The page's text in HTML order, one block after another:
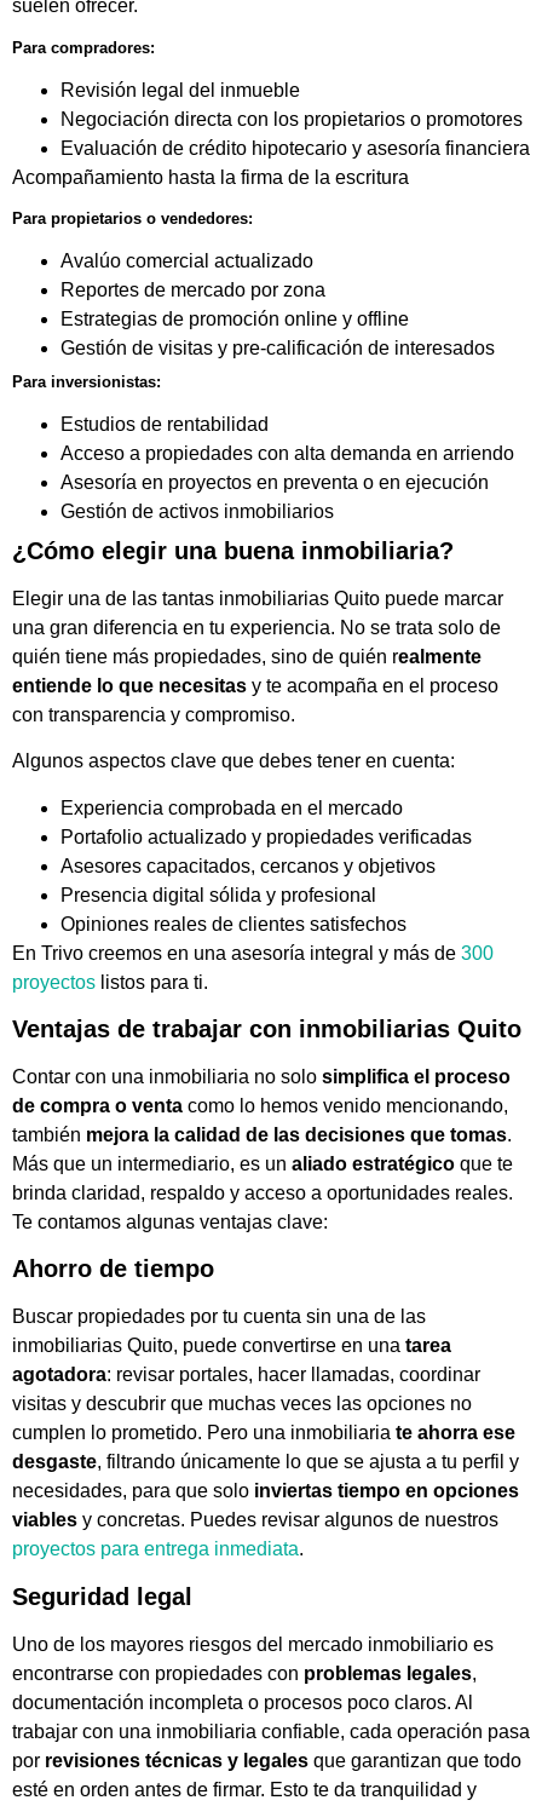
suelen ofrecer.
Para compradores:
Revisión legal del inmueble
Negociación directa con los propietarios o promotores
Evaluación de crédito hipotecario y asesoría financiera
Acompañamiento hasta la firma de la escritura
Para propietarios o vendedores:
Avalúo comercial actualizado
Reportes de mercado por zona
Estrategias de promoción online y offline
Gestión de visitas y pre-calificación de interesados
Para inversionistas:
Estudios de rentabilidad
Acceso a propiedades con alta demanda en arriendo
Asesoría en proyectos en preventa o en ejecución
Gestión de activos inmobiliarios
¿Cómo elegir una buena inmobiliaria?
Elegir una de las tantas inmobiliarias Quito puede marcar
una gran diferencia en tu experiencia. No se trata solo de
quién tiene más propiedades, sino de quién realmente
entiende lo que necesitas y te acompaña en el proceso
con transparencia y compromiso.
Algunos aspectos clave que debes tener en cuenta:
Experiencia comprobada en el mercado
Portafolio actualizado y propiedades verificadas
Asesores capacitados, cercanos y objetivos
Presencia digital sólida y profesional
Opiniones reales de clientes satisfechos
En Trivo creemos en una asesoría integral y más de 300
proyectos listos para ti.
Ventajas de trabajar con inmobiliarias Quito
Contar con una inmobiliaria no solo simplifica el proceso
de compra o venta como lo hemos venido mencionando,
también mejora la calidad de las decisiones que tomas.
Más que un intermediario, es un aliado estratégico que te
brinda claridad, respaldo y acceso a oportunidades reales.
Te contamos algunas ventajas clave:
Ahorro de tiempo
Buscar propiedades por tu cuenta sin una de las
inmobiliarias Quito, puede convertirse en una tarea
agotadora: revisar portales, hacer llamadas, coordinar
visitas y descubrir que muchas veces las opciones no
cumplen lo prometido. Pero una inmobiliaria te ahorra ese
desgaste, filtrando únicamente lo que se ajusta a tu perfil y
necesidades, para que solo inviertas tiempo en opciones
viables y concretas. Puedes revisar algunos de nuestros
proyectos para entrega inmediata.
Seguridad legal
Uno de los mayores riesgos del mercado inmobiliario es
encontrarse con propiedades con problemas legales,
documentación incompleta o procesos poco claros. Al
trabajar con una inmobiliaria confiable, cada operación pasa
por revisiones técnicas y legales que garantizan que todo
esté en orden antes de firmar. Esto te da tranquilidad y